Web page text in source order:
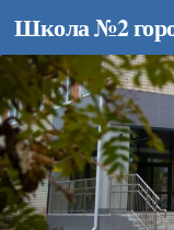
Перейти к
Школа №2